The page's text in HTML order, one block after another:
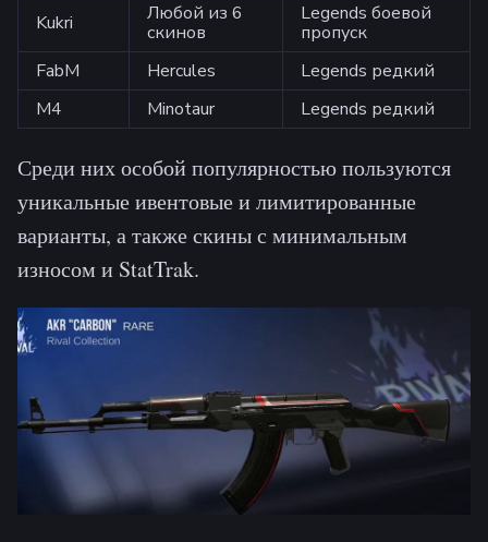
Kukri
Любой из 6
скинов
Legends боевой
пропуск
FabM
Hercules
Legends редкий
M4
Minotaur Legends редкий
Среди них особой популярностью пользуются
уникальные ивентовые и лимитированные
варианты, а также скины с минимальным
износом и StatTrak.